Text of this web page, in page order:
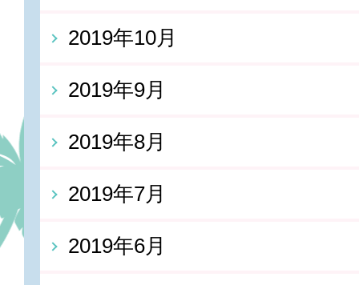
2019年10月
2019年9月
2019年8月
2019年7月
2019年6月